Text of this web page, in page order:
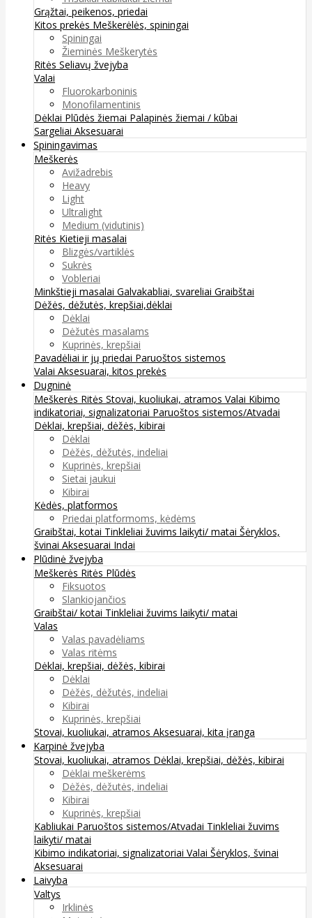
Grąžtai, peikenos, priedai
Kitos prekės Meškerėlės, spiningai
Spiningai
Žieminės Meškerytės
Ritės Seliavų žvejyba
Valai
Fluorokarboninis
Monofilamentinis
Dėklai Plūdės žiemai Palapinės žiemai / kūbai
Sargeliai Aksesuarai
Spiningavimas
Meškerės
Avižadrebis
Heavy
Light
Ultralight
Medium (vidutinis)
Ritės Kietieji masalai
Blizgės/vartiklės
Sukrės
Vobleriai
Minkštieji masalai Galvakabliai, svareliai Graibštai
Dėžės, dėžutės, krepšiai,dėklai
Dėklai
Dėžutės masalams
Kuprinės, krepšiai
Pavadėliai ir jų priedai Paruoštos sistemos
Valai Aksesuarai, kitos prekės
Dugninė
Meškerės Ritės Stovai, kuoliukai, atramos Valai Kibimo
indikatoriai, signalizatoriai Paruoštos sistemos/Atvadai
Dėklai, krepšiai, dėžės, kibirai
Dėklai
Dėžės, dėžutės, indeliai
Kuprinės, krepšiai
Sietai jaukui
Kibirai
Kėdės, platformos
Priedai platformoms, kėdėms
Graibštai, kotai Tinkleliai žuvims laikyti/ matai Šėryklos,
švinai Aksesuarai Indai
Plūdinė žvejyba
Meškerės Ritės Plūdės
Fiksuotos
Slankiojančios
Graibštai/ kotai Tinkleliai žuvims laikyti/ matai
Valas
Valas pavadėliams
Valas ritėms
Dėklai, krepšiai, dėžės, kibirai
Dėklai
Dėžės, dėžutės, indeliai
Kibirai
Kuprinės, krepšiai
Stovai, kuoliukai, atramos Aksesuarai, kita įranga
Karpinė žvejyba
Stovai, kuoliukai, atramos Dėklai, krepšiai, dėžės, kibirai
Dėklai meškerėms
Dėžės, dėžutės, indeliai
Kibirai
Kuprinės, krepšiai
Kabliukai Paruoštos sistemos/Atvadai Tinkleliai žuvims
laikyti/ matai
Kibimo indikatoriai, signalizatoriai Valai Šėryklos, švinai
Aksesuarai
Laivyba
Valtys
Irklinės